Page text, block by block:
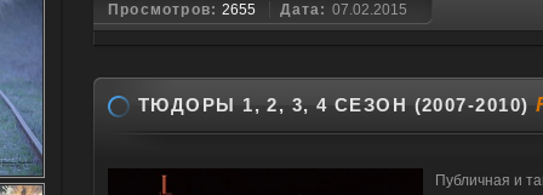
Просмотров:2655 Дата: 07.02.2015
ТЮДОРЫ 1, 2, 3, 4 СЕЗОН (2007-2010)
Публичная и